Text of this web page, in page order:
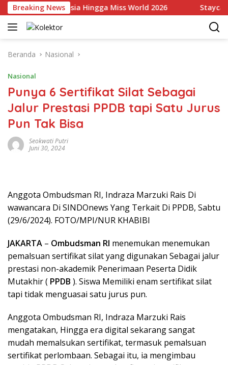
Langsung
ke
konten
Breaking News
Indonesia Hingga Miss World 2026 Staycation
Beranda Nasional
Nasional
Punya 6 Sertifikat Silat Sebagai
Jalur Prestasi PPDB tapi Satu Jurus
Pun Tak Bisa
Seokwati Putri
Juni 30, 2024
Anggota Ombudsman RI, Indraza Marzuki Rais Di
wawancara Di SINDOnews Yang Terkait Di PPDB, Sabtu
(29/6/2024). FOTO/MPI/NUR KHABIBI
JAKARTA – Ombudsman RI menemukan menemukan
pemalsuan sertifikat silat yang digunakan Sebagai jalur
prestasi non-akademik Penerimaan Peserta Didik
Mutakhir ( PPDB ). Siswa Memiliki enam sertifikat silat
tapi tidak menguasai satu jurus pun.
Anggota Ombudsman RI, Indraza Marzuki Rais
mengatakan, Hingga era digital sekarang sangat
mudah memalsukan sertifikat, termasuk pemalsuan
sertifikat perlombaan. Sebagai itu, ia mengimbau